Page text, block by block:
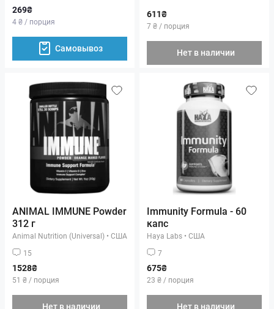
269₴
4 ₴ / порция
Самовывоз
611₴
7 ₴ / порция
Нет в наличии
ANIMAL IMMUNE Powder
312 г
Animal Nutrition (Universal) • США
15
1528₴
51 ₴ / порция
Нет в наличии
Immunity Formula - 60
капс
Haya Labs • США
7
675₴
23 ₴ / порция
Нет в наличии